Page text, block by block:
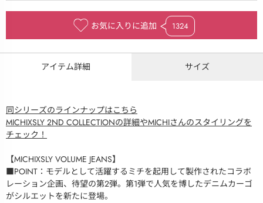
お気に入りに追加 1324
アイテム詳細 サイズ
同シリーズのラインナップはこちら
MICHIXSLY 2ND COLLECTIONの詳細やMICHIさんのスタイリングを
チェック！
【MICHIXSLY VOLUME JEANS】
■POINT：モデルとして活躍するミチを起用して製作されたコラボ
レーション企画、待望の第2弾。第1弾で人気を博したデニムカーゴ
がシルエットを新たに登場。